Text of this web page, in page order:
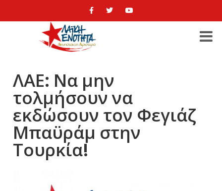
ΛΑΕ: Να μην
τολμήσουν να
εκδώσουν τον Φεγιάζ
Μπαϋράμ στην
Τουρκία!